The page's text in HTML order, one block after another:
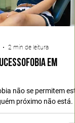
em
não se permitem
próximo não está.
para não...
2 min de leitura